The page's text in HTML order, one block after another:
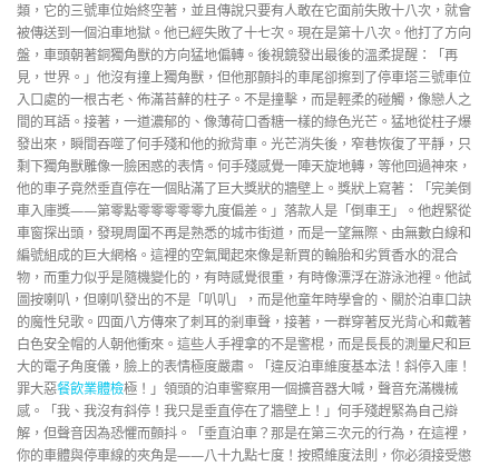
類，它的三號車位始終空著，並且傳說只要有人敢在它面前失敗十八次，就會
被傳送到一個泊車地獄。他已經失敗了十七次。現在是第十八次。他打了方向
盤，車頭朝著銅獨角獸的方向猛地偏轉。後視鏡發出最後的溫柔提醒：「再
見，世界。」他沒有撞上獨角獸，但他那顫抖的車尾卻擦到了停車塔三號車位
入口處的一根古老、佈滿苔蘚的柱子。不是撞擊，而是輕柔的碰觸，像戀人之
間的耳語。接著，一道濃郁的、像薄荷口香糖一樣的綠色光芒。猛地從柱子爆
發出來，瞬間吞噬了何手殘和他的掀背車。光芒消失後，窄巷恢復了平靜，只
剩下獨角獸雕像一臉困惑的表情。何手殘感覺一陣天旋地轉，等他回過神來，
他的車子竟然垂直停在一個貼滿了巨大獎狀的牆壁上。獎狀上寫著：「完美倒
車入庫獎——第零點零零零零零九度偏差。」落款人是「倒車王」。他趕緊從
車窗探出頭，發現周圍不再是熟悉的城市街道，而是一望無際、由無數白線和
編號組成的巨大網格。這裡的空氣聞起來像是新買的輪胎和劣質香水的混合
物，而重力似乎是隨機變化的，有時感覺很重，有時像漂浮在游泳池裡。他試
圖按喇叭，但喇叭發出的不是「叭叭」，而是他童年時學會的、關於泊車口訣
的魔性兒歌。四面八方傳來了刺耳的剎車聲，接著，一群穿著反光背心和戴著
白色安全帽的人朝他衝來。這些人手裡拿的不是警棍，而是長長的測量尺和巨
大的電子角度儀，臉上的表情極度嚴肅。「違反泊車維度基本法！斜停入庫！
罪大惡餐飲業體檢極！」領頭的泊車警察用一個擴音器大喊，聲音充滿機械
感。「我、我沒有斜停！我只是垂直停在了牆壁上！」何手殘趕緊為自己辯
解，但聲音因為恐懼而顫抖。「垂直泊車？那是在第三次元的行為，在這裡，
你的車體與停車線的夾角是——八十九點七度！按照維度法則，你必須接受懲